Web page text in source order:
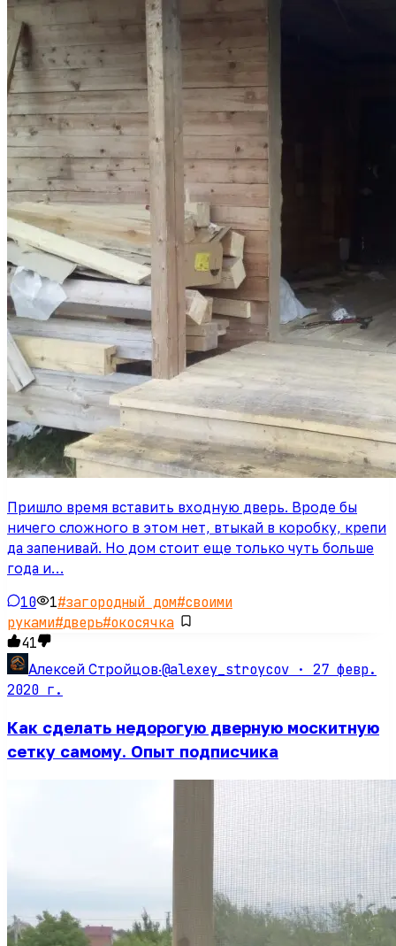
Пришло время вставить входную дверь. Вроде бы
ничего сложного в этом нет, втыкай в коробку, крепи
да запенивай. Но дом стоит еще только чуть больше
года и…
10 1#загородный дом#своими
руками#дверь#окосячка
41
Алексей Стройцов·@alexey_stroycov · 27 февр.
2020 г.
Как сделать недорогую дверную москитную
сетку самому. Опыт подписчика